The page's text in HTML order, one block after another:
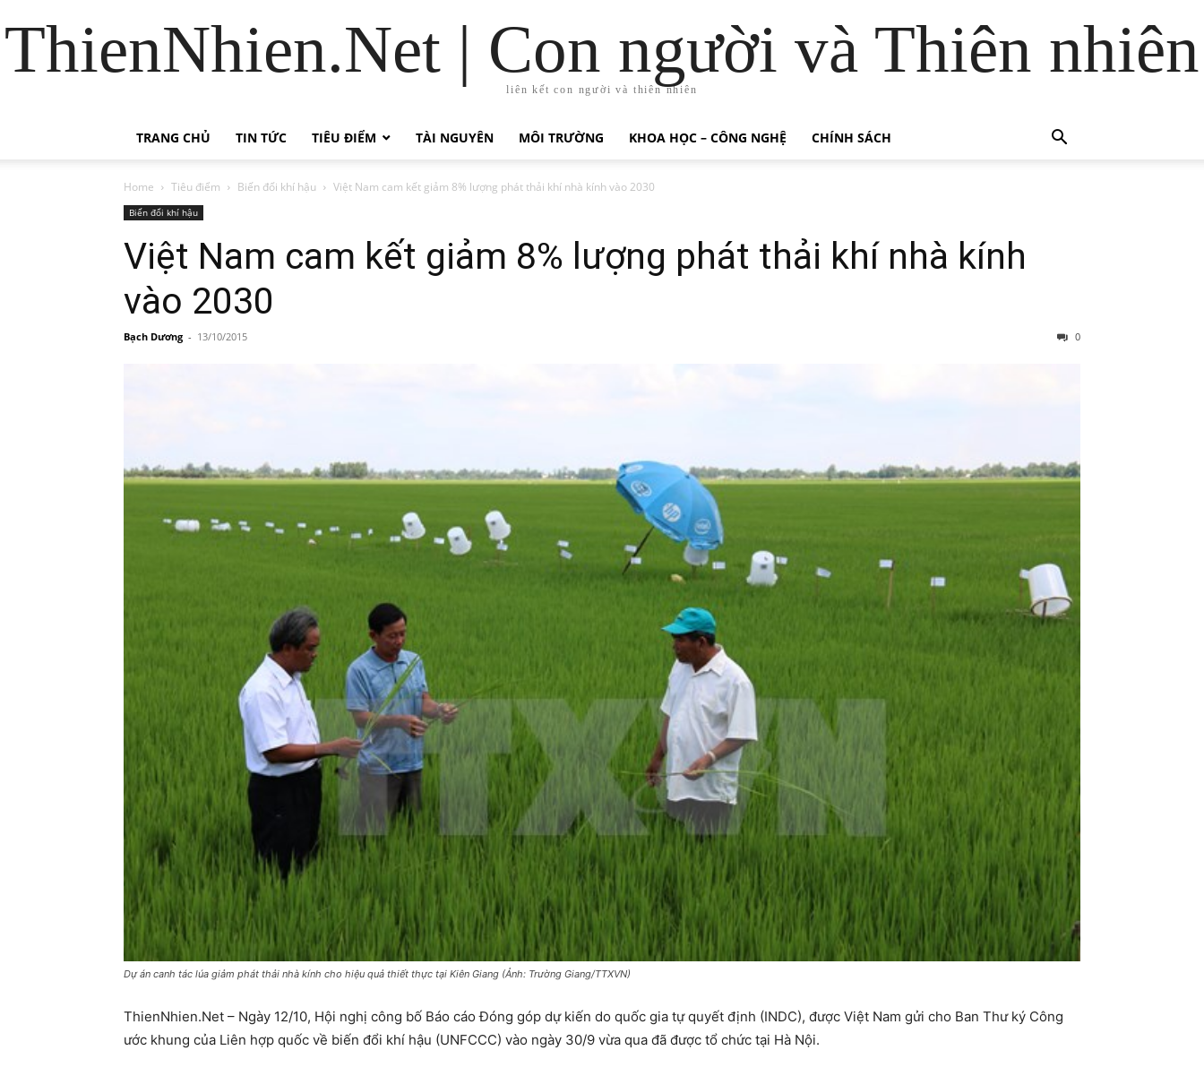
ThienNhien.Net | Con người và Thiên nhiên
liên kết con người và thiên nhiên
TRANG CHỦ TIN TỨC TIÊU ĐIỂM TÀI NGUYÊN MÔI TRƯỜNG KHOA HỌC – CÔNG NGHỆ CHÍNH SÁCH
Home Tiêu điểm Biến đổi khí hậu Việt Nam cam kết giảm 8% lượng phát thải khí nhà kính vào 2030
Biến đổi khí hậu
Việt Nam cam kết giảm 8% lượng phát thải khí nhà kính
vào 2030
Bạch Dương - 13/10/2015 0
Dự án canh tác lúa giảm phát thải nhà kính cho hiệu quả thiết thực tại Kiên Giang (Ảnh: Trường Giang/TTXVN)
ThienNhien.Net – Ngày 12/10, Hội nghị công bố Báo cáo Đóng góp dự kiến do quốc gia tự quyết định (INDC), được Việt Nam gửi cho Ban Thư ký Công
ước khung của Liên hợp quốc về biến đổi khí hậu (UNFCCC) vào ngày 30/9 vừa qua đã được tổ chức tại Hà Nội.